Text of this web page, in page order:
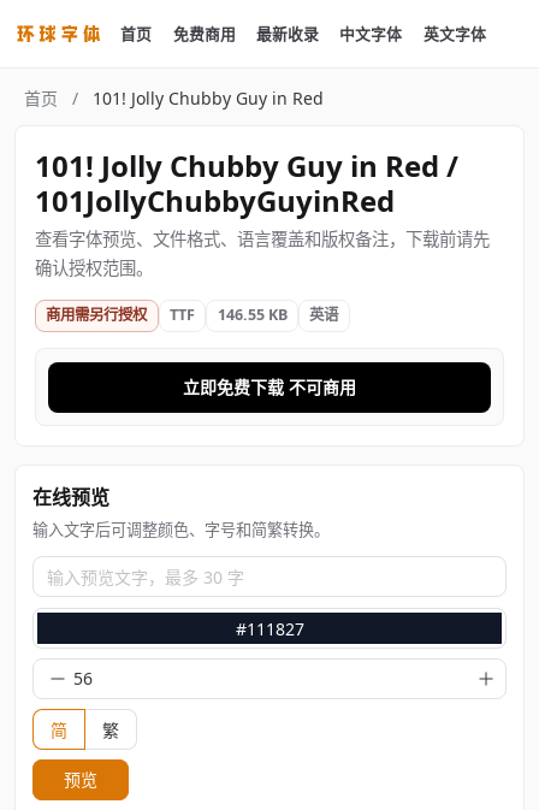
首页 免费商用 最新收录 中文字体 英文字体
首页 / 101! Jolly Chubby Guy in Red
101! Jolly Chubby Guy in Red /
101JollyChubbyGuyinRed
查看字体预览、文件格式、语言覆盖和版权备注，下载前请先
确认授权范围。
商用需另行授权 TTF 146.55 KB 英语
立即免费下载 不可商用
在线预览
输入文字后可调整颜色、字号和简繁转换。
输入预览文字，最多 30 字
#111827
简 繁
预览